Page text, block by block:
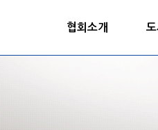
협회소개